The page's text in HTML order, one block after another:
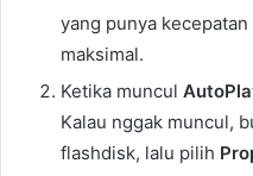
yang punya
maksimal.
Ketika muncul
Kalau nggak muncul,
flashdisk, lalu pilih